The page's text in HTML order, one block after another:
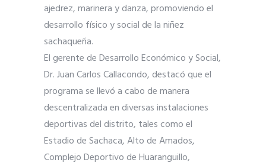
ajedrez, marinera y danza, promoviendo el
desarrollo físico y social de la niñez
sachaqueña.
El gerente de Desarrollo Económico y Social,
Dr. Juan Carlos Callacondo, destacó que el
programa se llevó a cabo de manera
descentralizada en diversas instalaciones
deportivas del distrito, tales como el
Estadio de Sachaca, Alto de Amados,
Complejo Deportivo de Huaranguillo,